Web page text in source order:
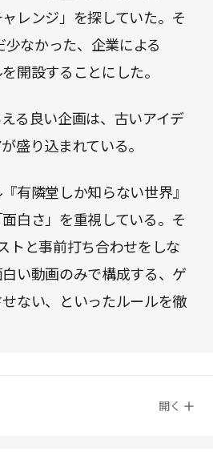
ャレンジ」を探していた。そ
なかった、企業による
開設することにした。
る良い企画は、古いアイデ
盛り込まれている。
有隣堂しか知らない世界』
白さ」を重視している。そ
トと事前打ち合わせをしな
い動画のみで構成する、ゲ
ない、といったルールを徹
開く